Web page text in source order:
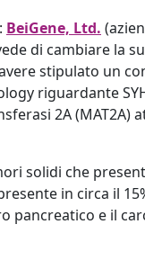
BeiGene, Ltd.
di cambiare la
stipulato un
riguardante
2A
solidi che
in circa il
pancreatico e il